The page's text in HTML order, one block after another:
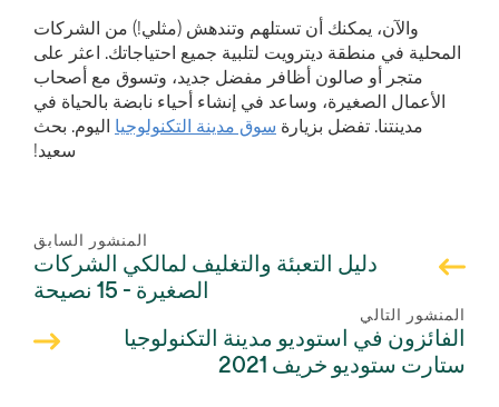
والآن، يمكنك أن تستلهم وتندهش (مثلي!) من الشركات
المحلية في منطقة ديترويت لتلبية جميع احتياجاتك. اعثر على
متجر أو صالون أظافر مفضل جديد، وتسوق مع أصحاب
الأعمال الصغيرة، وساعد في إنشاء أحياء نابضة بالحياة في
مدينتنا. تفضل بزيارةسوق مدينة التكنولوجيااليوم. بحث
سعيد!
المنشور السابق
دليل التعبئة والتغليف لمالكي الشركات
الصغيرة - 15 نصيحة
المنشور التالي
الفائزون في استوديو مدينة التكنولوجيا
ستارت ستوديو خريف 2021